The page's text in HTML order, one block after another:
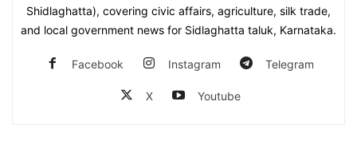
Shidlaghatta), covering civic affairs, agriculture, silk trade,
and local government news for Sidlaghatta taluk, Karnataka.
Facebook Instagram Telegram
X Youtube